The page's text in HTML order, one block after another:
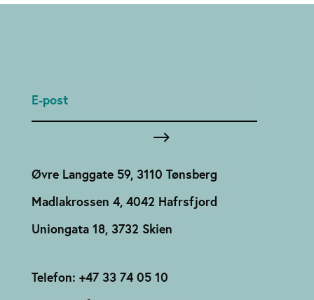
Øvre Langgate 59, 3110 Tønsberg
Madlakrossen 4, 4042 Hafrsfjord
Uniongata 18, 3732 Skien
Telefon: +47 33 74 05 10